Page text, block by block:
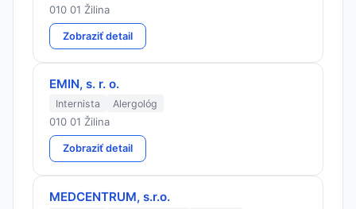
010 01 Žilina
Zobraziť detail
EMIN, s. r. o.
Internista Alergológ
010 01 Žilina
Zobraziť detail
MEDCENTRUM, s.r.o.